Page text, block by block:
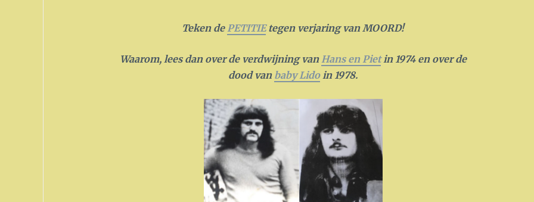
Teken de PETITIEtegen verjaring van MOORD!
Waarom, lees dan over de verdwijning vanHans en Pietin 1974 en over de
dood van baby Lidoin 1978.